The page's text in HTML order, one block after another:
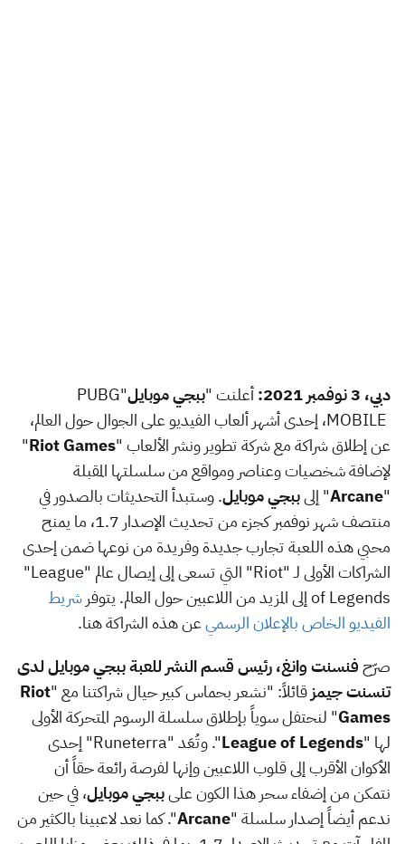
دبي، 3نوفمبر 2021: أعلنت "ببجي موبايل"
PUBG
MOBILE، إحدى أشهر ألعاب الفيديو على الجوال حول العالم،
عن إطلاق شراكة مع شركة تطوير ونشر الألعاب "Riot Games
"
لإضافة شخصيات وعناصر ومواقع من سلسلتها المقبلة
"
Arcane" إلىببجي موبايل. وستبدأ التحديثات بالصدور في
منتصف شهر نوفمبر كجزء من تحديث الإصدار 1.7، ما يمنح
محبي هذه اللعبة تجارب جديدة وفريدة من نوعها ضمن إحدى
الشراكات الأولى لـ "Riot" التي تسعى إلى إيصال عالم ""League
of Legendsإلى المزيد من اللاعبين حول العالم. يتوفر شريط
الفيديو الخاص بالإعلان الرسميعن هذه الشراكة هنا.
صرّحفنسنت وانغ، رئيس قسم النشر للعبة ببجي موبايل لدى
تنسنت جيمزقائلاً: "نشعر بحماس كبير حيال شراكتنا مع "Riot
Games" لنحتفل سوياً بإطلاق سلسلة الرسوم المتحركة الأولى
لها "League of Legends". وتُعَد "Runeterra" إحدى
الأكوان الأقرب إلى قلوب اللاعبين وإنها لفرصة رائعة حقاً أن
نتمكن من إضفاء سحر هذا الكون علىببجي موبايل، في حين
ندعم أيضاً إصدار سلسلة "Arcane". كما نعد لاعبينا بالكثير من